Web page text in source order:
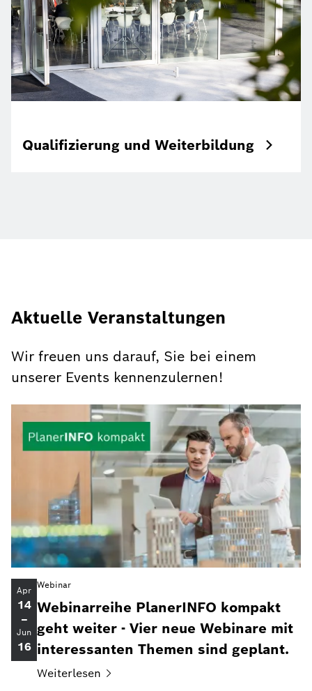
Qualifizierung und Weiterbildung
Aktuelle Veranstaltungen
Wir freuen uns darauf, Sie bei einem
unserer Events kennenzulernen!
Apr
14
–
Jun
16
Webinar
Webinarreihe PlanerINFO kompakt
geht weiter - Vier neue Webinare mit
interessanten Themen sind geplant.
Weiterlesen